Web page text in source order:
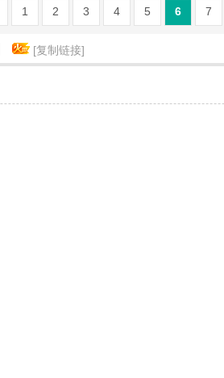
1 2 3 4 5 6 7
[复制链接]